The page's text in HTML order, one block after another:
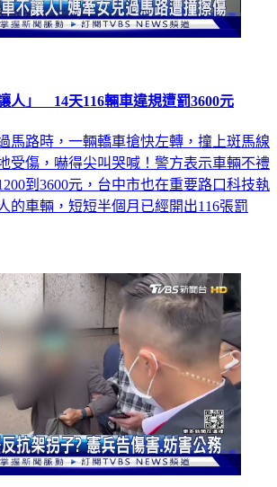
人」 14天116輛車違規遭罰3600元
馬路時，一輛轎車搶快左轉，撞上斑馬線
受傷，嚇得尖叫哭喊！警方表示車輛不禮
到3600元，台中市也在重要路口科技執
的車輛，短短半個月已經開出116張罰